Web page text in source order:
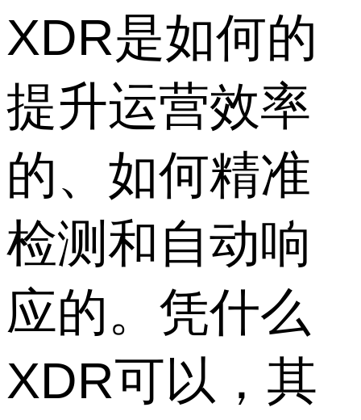
XDR是如何的
提升运营效率
的、如何精准
检测和自动响
应的。凭什么
XDR可以，其